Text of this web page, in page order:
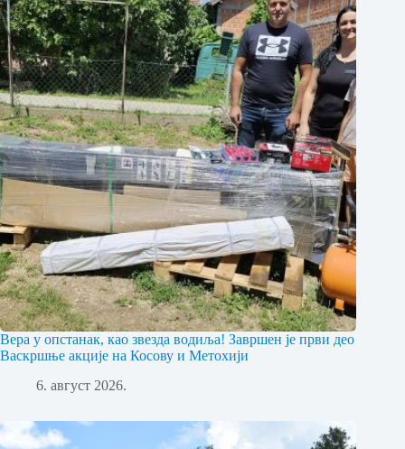
Вера у опстанак, као звезда водиља! Завршен је први део
Васкршње акције на Косову и Метохији
6. август 2026.